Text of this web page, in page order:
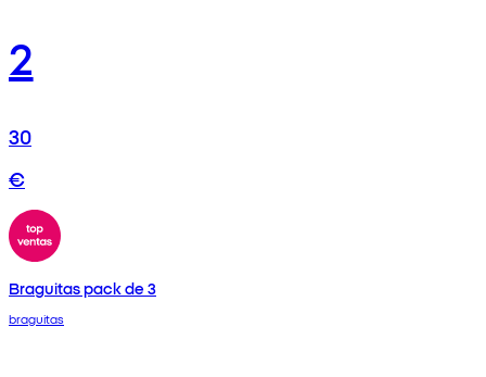
2
30
€
Braguitas pack de 3
braguitas